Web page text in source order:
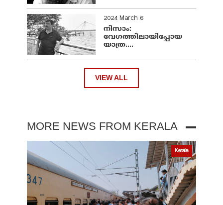
2024 March 6
നിസാം:
വേഗത്തിലായിപ്പോയ
യാത്ര....
VIEW ALL
MORE NEWS FROM KERALA
Kerala